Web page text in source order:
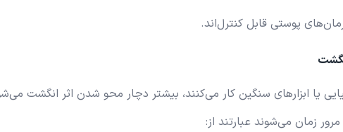
پوستی قابل کنترل‌اند.
یا ابزارهای سنگین کار می‌کنند، بیشتر دچار محو شدن اثر انگشت
زمان می‌شوند عبارتند از: